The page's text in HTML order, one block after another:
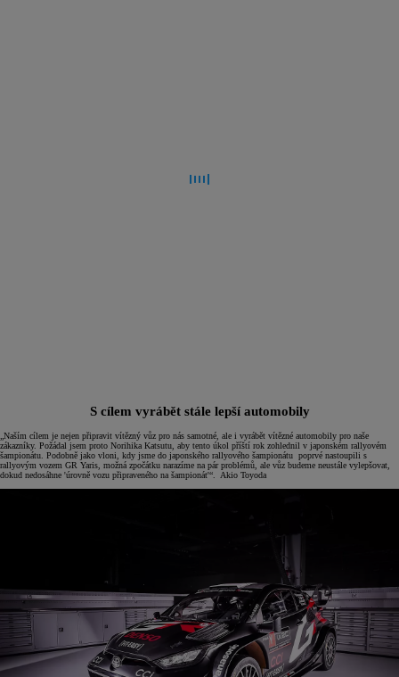
S cílem vyrábět stále lepší automobily
„Naším cílem je nejen připravit vítězný vůz pro nás samotné, ale i vyrábět vítězné automobily pro naše
zákazníky. Požádal jsem proto Norihika Katsutu, aby tento úkol příští rok zohlednil v japonském rallyovém
šampionátu. Podobně jako vloni, kdy jsme do japonského rallyového šampionátu poprvé nastoupili s
rallyovým vozem GR Yaris, možná zpočátku narazíme na pár problémů, ale vůz budeme neustále vylepšovat,
dokud nedosáhne 'úrovně vozu připraveného na šampionát'“. Akio Toyoda